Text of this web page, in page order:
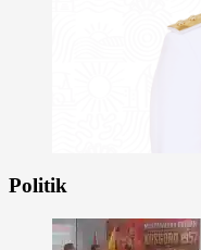
Politik